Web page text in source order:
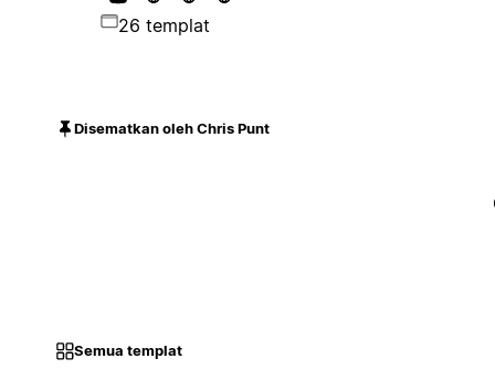
26 templat
Disematkan oleh Chris Punt
Semua templat